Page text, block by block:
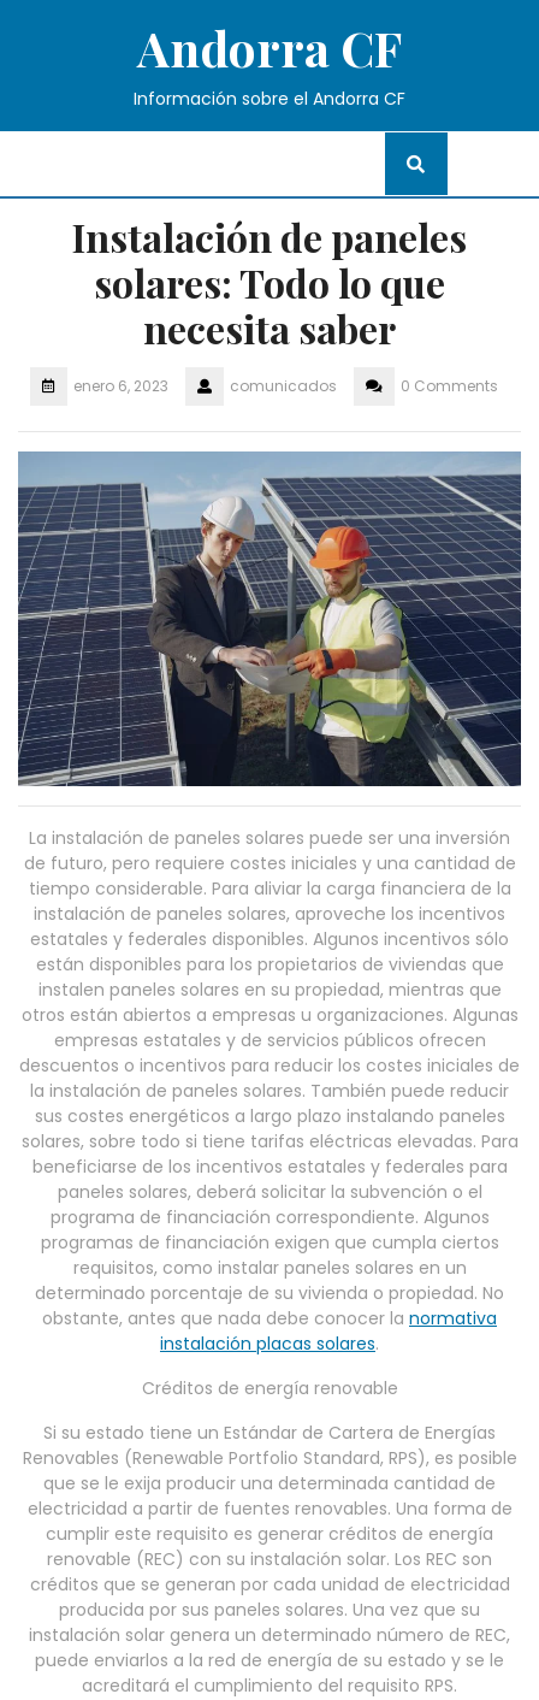
Andorra CF
Información sobre el Andorra CF
Instalación de paneles
solares: Todo lo que
necesita saber
enero 6, 2023 comunicados 0 Comments
La instalación de paneles solares puede ser una inversión
de futuro, pero requiere costes iniciales y una cantidad de
tiempo considerable. Para aliviar la carga financiera de la
instalación de paneles solares, aproveche los incentivos
estatales y federales disponibles. Algunos incentivos sólo
están disponibles para los propietarios de viviendas que
instalen paneles solares en su propiedad, mientras que
otros están abiertos a empresas u organizaciones. Algunas
empresas estatales y de servicios públicos ofrecen
descuentos o incentivos para reducir los costes iniciales de
la instalación de paneles solares. También puede reducir
sus costes energéticos a largo plazo instalando paneles
solares, sobre todo si tiene tarifas eléctricas elevadas. Para
beneficiarse de los incentivos estatales y federales para
paneles solares, deberá solicitar la subvención o el
programa de financiación correspondiente. Algunos
programas de financiación exigen que cumpla ciertos
requisitos, como instalar paneles solares en un
determinado porcentaje de su vivienda o propiedad. No
obstante, antes que nada debe conocer la normativa
instalación placas solares.
Créditos de energía renovable
Si su estado tiene un Estándar de Cartera de Energías
Renovables (Renewable Portfolio Standard, RPS), es posible
que se le exija producir una determinada cantidad de
electricidad a partir de fuentes renovables. Una forma de
cumplir este requisito es generar créditos de energía
renovable (REC) con su instalación solar. Los REC son
créditos que se generan por cada unidad de electricidad
producida por sus paneles solares. Una vez que su
instalación solar genera un determinado número de REC,
puede enviarlos a la red de energía de su estado y se le
acreditará el cumplimiento del requisito RPS.